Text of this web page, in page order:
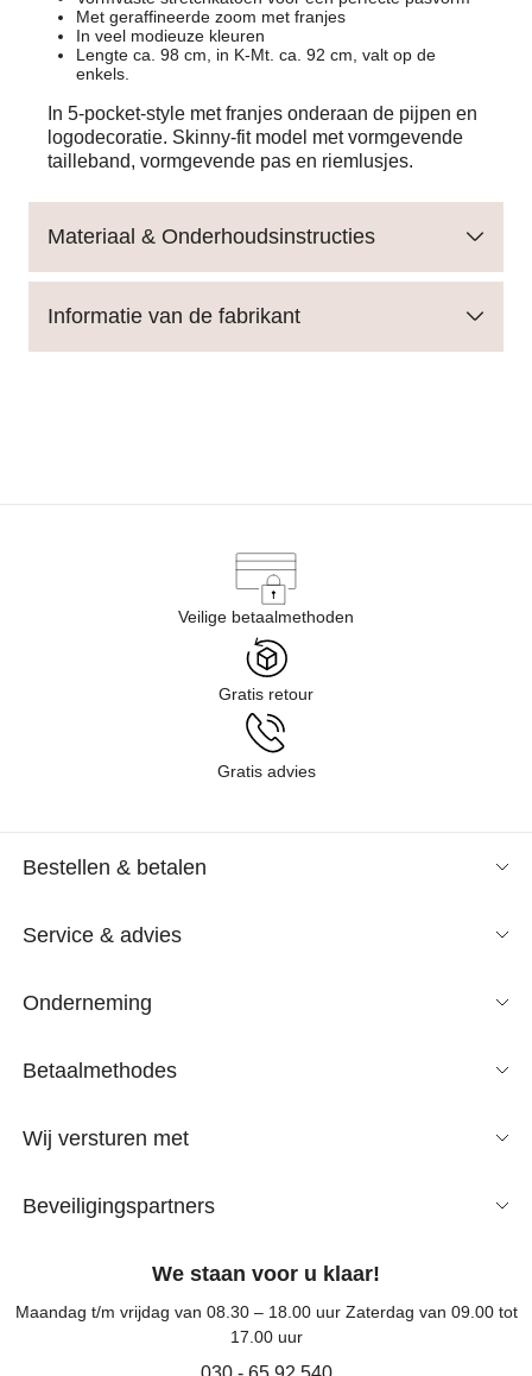
Met geraffineerde zoom met franjes
In veel modieuze kleuren
Lengte ca. 98 cm, in K-Mt. ca. 92 cm, valt op de
enkels.
In 5-pocket-style met franjes onderaan de pijpen en
logodecoratie. Skinny-fit model met vormgevende
tailleband, vormgevende pas en riemlusjes.
Materiaal & Onderhoudsinstructies
Informatie van de fabrikant
Veilige betaalmethoden
Gratis retour
Gratis advies
Bestellen & betalen
Service & advies
Onderneming
Betaalmethodes
Wij versturen met
Beveiligingspartners
We staan voor u klaar!
Maandag t/m vrijdag van 08.30 – 18.00 uur Zaterdag van 09.00 tot
17.00 uur